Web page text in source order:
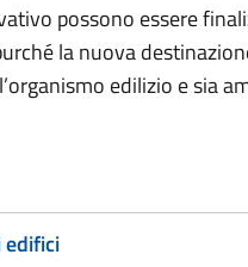
possono essere
la nuova
edilizio e sia
edifici